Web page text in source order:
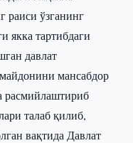
раиси ўзганинг
якка тартибдаги
давлат
мансабдор
расмийлаштириб
талаб қилиб,
вақтида Давлат